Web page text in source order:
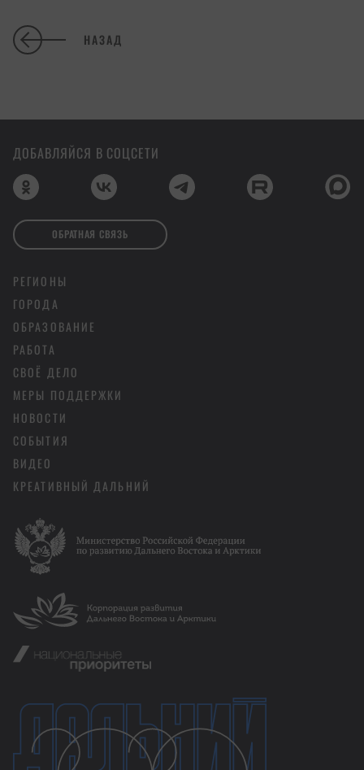
НАЗАД
РЕГИОНЫ
ГОРОДА
ОБРАЗОВАНИЕ
РАБОТА
СВОЁ ДЕЛО
МЕРЫ ПОДДЕРЖКИ
НОВОСТИ
СОБЫТИЯ
ВИДЕО
КРЕАТИВНЫЙ ДАЛЬНИЙ
ДОБАВЛЯЙСЯ В СОЦСЕТИ
ОБРАТНАЯ СВЯЗЬ